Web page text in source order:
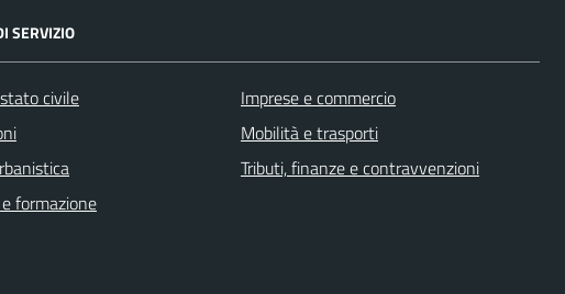
SERVIZIO
civile
formazione
Imprese e commercio
Mobilità e trasporti
Tributi, finanze e contravvenzioni